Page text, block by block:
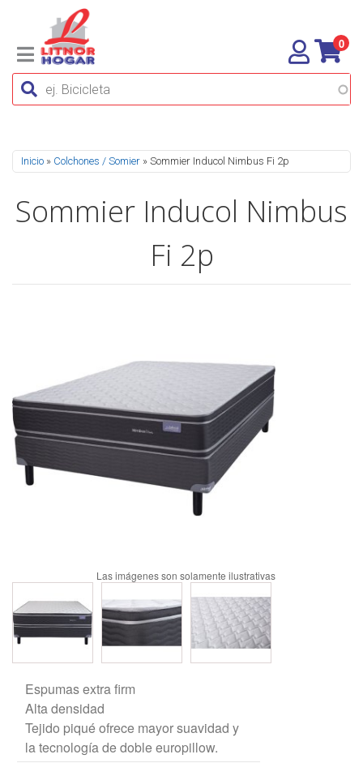
0
Se encuentra usted aquí
Inicio » Colchones / Somier » Sommier Inducol Nimbus Fi 2p
Sommier Inducol Nimbus
Fi 2p
Espumas extra firm
Alta densidad
Tejido piqué ofrece mayor suavidad y
la tecnología de doble europillow.